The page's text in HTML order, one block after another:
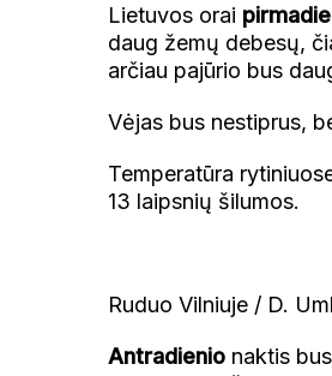
Lietuvos orai
daug žemų debesų,
arčiau pajūrio bus
Vėjas bus nestiprus,
Temperatūra
13 laipsnių šilumos.
Ruduo Vilniuje / D.
Antradienio naktis